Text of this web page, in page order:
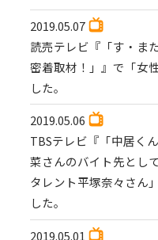
2019.05.07
読売テレビ『「す・ま
密着取材！」』で「女
した。
2019.05.06
TBSテレビ『「中居く
菜さんのバイト先とし
タレント平塚奈々さん
した。
2019.05.01